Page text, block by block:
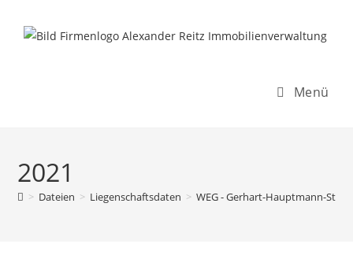
Inhalt
Menü
2021
> Dateien > Liegenschaftsdaten > WEG - Gerhart-Hauptmann-Str.